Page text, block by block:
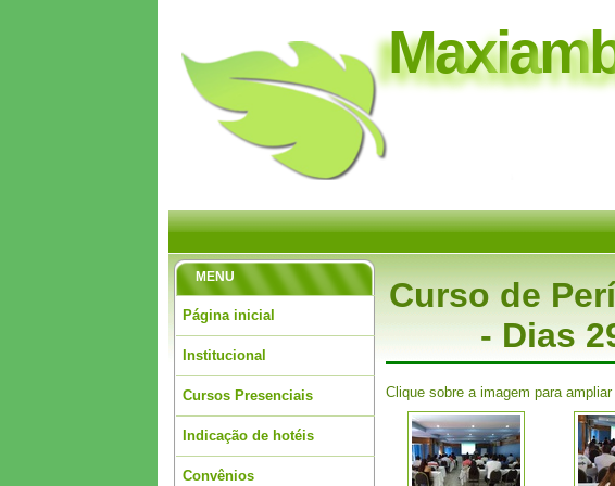
Maxiam
MENU
Página inicial
Institucional
Cursos Presenciais
Indicação de hotéis
Convênios
Curso de
- Dias
Clique sobre a imagem para ampliar